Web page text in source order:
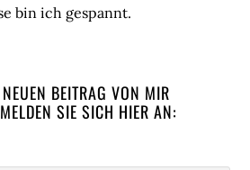
bin ich gespannt.
BEITRAG VON MIR
SIE SICH HIER AN: